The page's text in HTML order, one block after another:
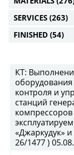
SERVICES (263)
FINISHED (54)
КТ:
контроля и
станций
компрессоров
«Джаркудук»
26/1477 )